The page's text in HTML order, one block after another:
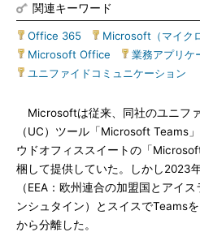
関連キーワード
Office 365 Microsoft（マイク
Microsoft Office
業務アプリケ
ユニファイドコミュニケーション
Microsoftは従来、同社のユニフ
（UC）ツール「Microsoft Teams
ウドオフィススイートの「
梱して提供していた。しかし2023
（EEA：欧州連合の加盟国とアイ
ンシュタイン）とスイスでTeams
から分離した。